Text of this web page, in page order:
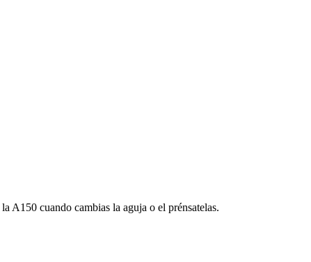
A150 cuando cambias la aguja o el prénsatelas.